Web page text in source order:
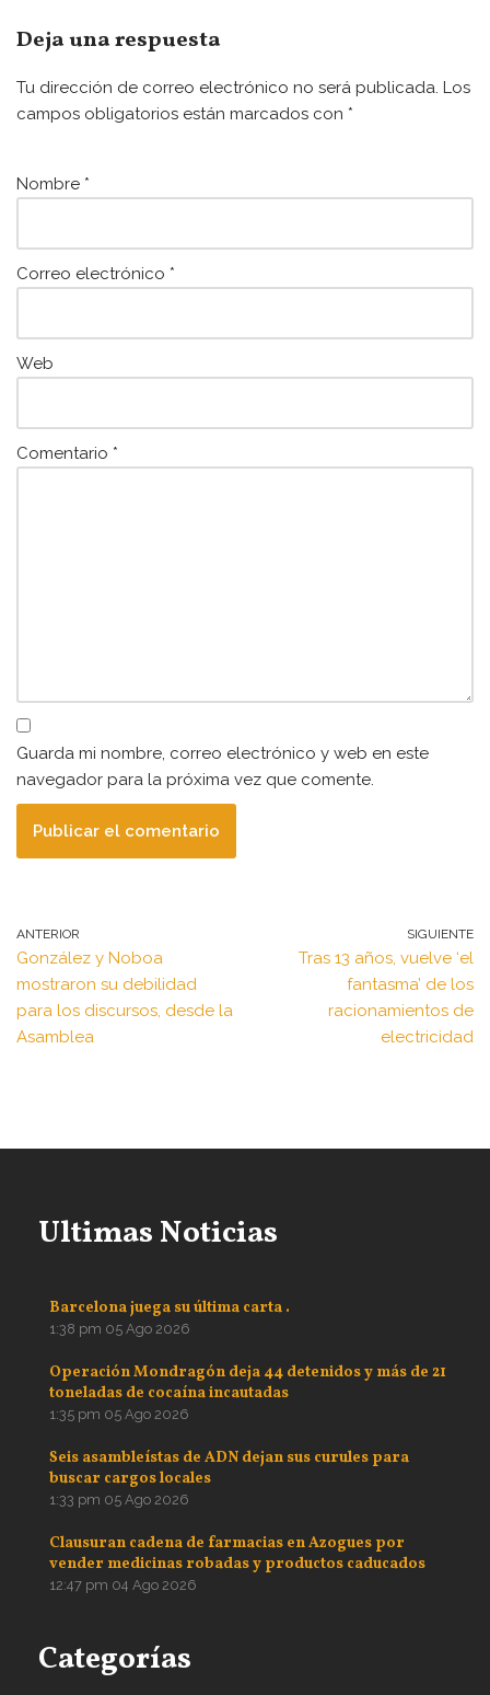
e
b
o
k
er l
s
A
p
Deja una respuesta
Tu dirección de correo electrónico no será publicada. Los
campos obligatorios están marcados con *
Nombre *
Correo electrónico *
Web
Comentario *
Guarda mi nombre, correo electrónico y web en este
navegador para la próxima vez que comente.
ANTERIOR
González y Noboa
mostraron su debilidad
para los discursos, desde la
Asamblea
SIGUIENTE
Tras 13 años, vuelve ‘el
fantasma’ de los
racionamientos de
electricidad
Ultimas Noticias
Barcelona juega su última carta .
1:38 pm 05 Ago 2026
Operación Mondragón deja 44 detenidos y más de 21
toneladas de cocaína incautadas
1:35 pm 05 Ago 2026
Seis asambleístas de ADN dejan sus curules para
buscar cargos locales
1:33 pm 05 Ago 2026
Clausuran cadena de farmacias en Azogues por
vender medicinas robadas y productos caducados
12:47 pm 04 Ago 2026
Categorías